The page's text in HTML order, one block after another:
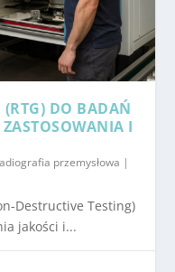
DO BADAŃ
I
przemysłowa |
Destructive Testing)
jakości i...